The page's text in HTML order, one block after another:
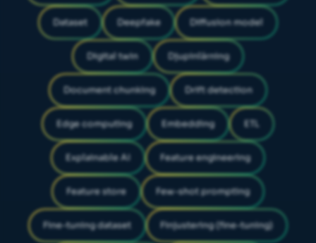
Dataset Deepfake Diffusion model
Digital twin Djupinlärning
Document chunking Drift detection
Edge computing Embedding ETL
Explainable AI Feature engineering
Feature store Few-shot prompting
Fine-tuning dataset Finjustering (fine-tuning)